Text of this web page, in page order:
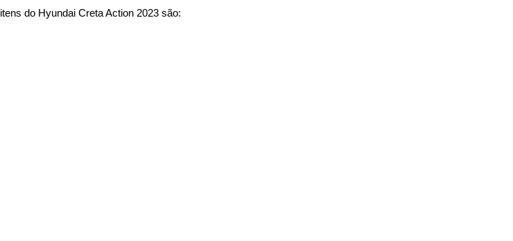
do Hyundai Creta Action 2023 são: